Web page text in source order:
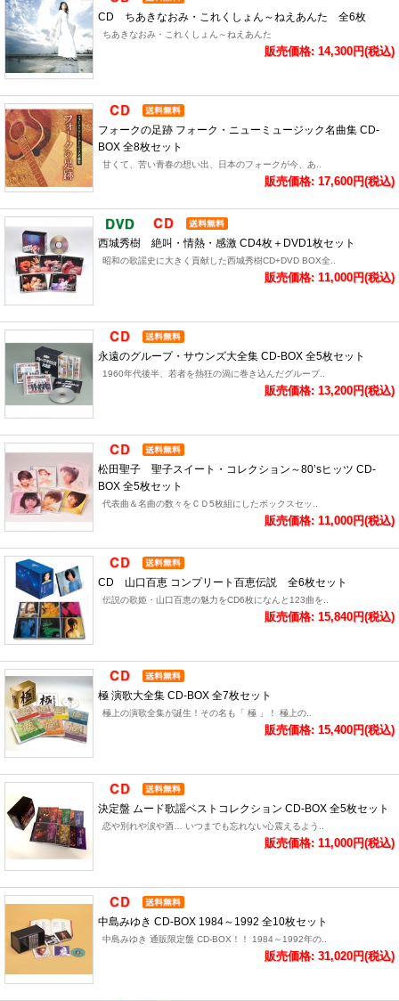
CD ちあきなおみ・これくしょん～ねえあんた 全6枚
ちあきなおみ・これくしょん～ねえあんた
販売価格: 14,300円(税込)
フォークの足跡 フォーク・ニューミュージック名曲集 CD-
BOX 全8枚セット
甘くて、苦い青春の想い出、日本のフォークが今、あ..
販売価格: 17,600円(税込)
西城秀樹 絶叫・情熱・感激 CD4枚＋DVD1枚セット
昭和の歌謡史に大きく貢献した西城秀樹CD+DVD BOX全..
販売価格: 11,000円(税込)
永遠のグループ・サウンズ大全集 CD-BOX 全5枚セット
1960年代後半、若者を熱狂の渦に巻き込んだグループ..
販売価格: 13,200円(税込)
松田聖子 聖子スイート・コレクション～80’sヒッツ CD-
BOX 全5枚セット
代表曲＆名曲の数々をＣＤ5枚組にしたボックスセッ..
販売価格: 11,000円(税込)
CD 山口百恵 コンプリート百恵伝説 全6枚セット
伝説の歌姫・山口百恵の魅力をCD6枚になんと123曲を..
販売価格: 15,840円(税込)
極 演歌大全集 CD-BOX 全7枚セット
極上の演歌全集が誕生！その名も「 極 」！ 極上の..
販売価格: 15,400円(税込)
決定盤 ムード歌謡ベストコレクション CD-BOX 全5枚セット
恋や別れや涙や酒… いつまでも忘れない心震えるよう..
販売価格: 11,000円(税込)
中島みゆき CD-BOX 1984～1992 全10枚セット
中島みゆき 通販限定盤 CD-BOX！！ 1984～1992年の..
販売価格: 31,020円(税込)